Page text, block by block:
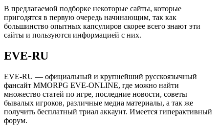
В предлагаемой подборке некоторые сайты, которые
пригодятся в первую очередь начинающим, так как
большинство опытных капсулиров скорее всего знают эти
сайты и пользуются информацией с них.
EVE-RU
EVE-RU — официальный и крупнейший русскоязычный
фансайт MMORPG EVE-ONLINE, где можно найти
множество статей по игре, последние новости, советы
бывалых игроков, различные медиа материалы, а так же
получить бесплатный триал аккаунт. Имеется гиперактивный
форум.